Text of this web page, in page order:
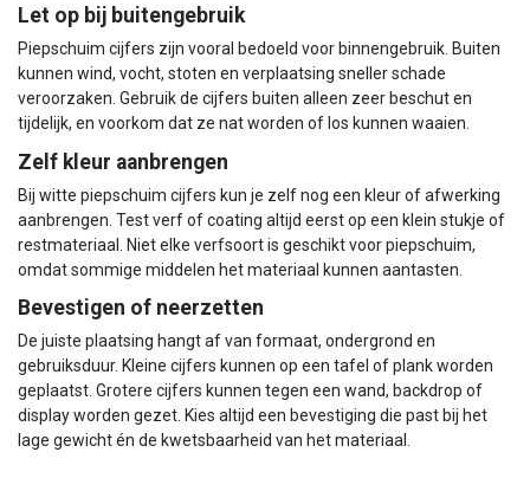
Let op bij buitengebruik
Piepschuim cijfers zijn vooral bedoeld voor binnengebruik. Buiten
kunnen wind, vocht, stoten en verplaatsing sneller schade
veroorzaken. Gebruik de cijfers buiten alleen zeer beschut en
tijdelijk, en voorkom dat ze nat worden of los kunnen waaien.
Zelf kleur aanbrengen
Bij witte piepschuim cijfers kun je zelf nog een kleur of afwerking
aanbrengen. Test verf of coating altijd eerst op een klein stukje of
restmateriaal. Niet elke verfsoort is geschikt voor piepschuim,
omdat sommige middelen het materiaal kunnen aantasten.
Bevestigen of neerzetten
De juiste plaatsing hangt af van formaat, ondergrond en
gebruiksduur. Kleine cijfers kunnen op een tafel of plank worden
geplaatst. Grotere cijfers kunnen tegen een wand, backdrop of
display worden gezet. Kies altijd een bevestiging die past bij het
lage gewicht én de kwetsbaarheid van het materiaal.